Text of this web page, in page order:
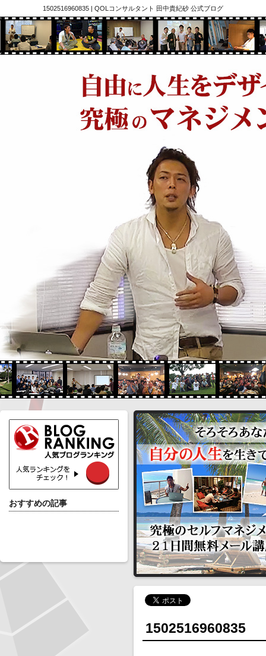
1502516960835 | QOLコンサルタント 田中貴紀砂 公式ブログ
1502516960835
おすすめの記事